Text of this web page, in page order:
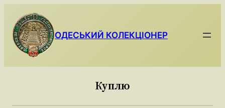
content
ОДЕСЬКИЙ КОЛЕКЦІОНЕР
Куплю